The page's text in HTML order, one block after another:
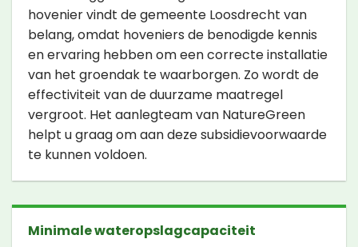
hovenier vindt de gemeente Loosdrecht van
belang, omdat hoveniers de benodigde kennis
en ervaring hebben om een correcte installatie
van het groendak te waarborgen. Zo wordt de
effectiviteit van de duurzame maatregel
vergroot. Het aanlegteam van NatureGreen
helpt u graag om aan deze subsidievoorwaarde
te kunnen voldoen.
Minimale wateropslagcapaciteit